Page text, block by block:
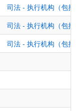
司法 - 执行机构（包
司法 - 执行机构（包
司法 - 执行机构（包